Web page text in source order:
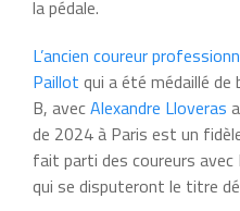
la pédale.
L’ancien coureur
Paillot qui a été médaillé de
B, avecAlexandre Lloveras
de 2024 à Paris est un
fait parti des coureurs
qui se disputeront le titre